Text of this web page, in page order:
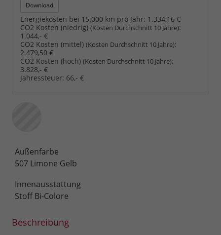
Download
Energiekosten bei 15.000 km pro Jahr: 1.334,16 €
CO2 Kosten (niedrig) (Kosten Durchschnitt 10 Jahre):
1.044,- €
CO2 Kosten (mittel) (Kosten Durchschnitt 10 Jahre):
2.479,50 €
CO2 Kosten (hoch) (Kosten Durchschnitt 10 Jahre):
3.828,- €
Jahressteuer: 66,- €
Außenfarbe
507 Limone Gelb
Innenausstattung
Stoff Bi-Colore
Beschreibung